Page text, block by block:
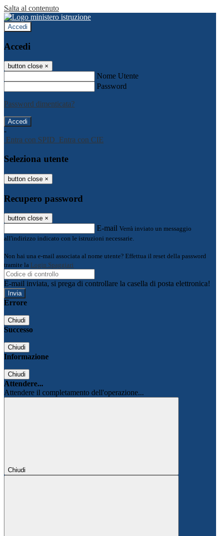
Salta al contenuto
Accedi
Accedi
button close ×
Nome Utente
Password
Password dimenticata?
-
Entra con SPID Entra con CIE
Seleziona utente
button close ×
Recupero password
button close ×
E-mail Verrà inviato un messaggio
all'indirizzo indicato con le istruzioni necessarie.
Non hai una e-mail associata al nome utente? Effettua il reset della password
tramite la Login Spaggiari
E-mail inviata, si prega di controllare la casella di posta elettronica!
Errore
Chiudi
Successo
Chiudi
Informazione
Chiudi
Attendere...
Attendere il completamento dell'operazione...
Chiudi